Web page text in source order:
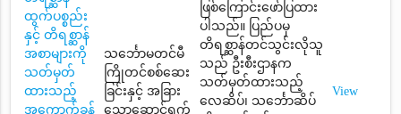
ထွက်ပစ္စည်း
နှင့် တိရစ္ဆာန်
အစာများကို
သတ်မှတ်
ထားသည့်
အကောက်ခွန်
သင်္ဘောမတင်မီ
ကြိုတင်စစ်ဆေး
ခြင်းနှင့် အခြား
သောဆောင်ရွက်
ဖြစ်ကြောင်းဖော်ပြထား
ပါသည်။ ပြည်ပမှ
တိရစ္ဆာန်တင်သွင်းလိုသူ
သည် ဦးစီးဌာနက
သတ်မှတ်ထားသည့်
လေဆိပ်၊ သင်္ဘောဆိပ်
View